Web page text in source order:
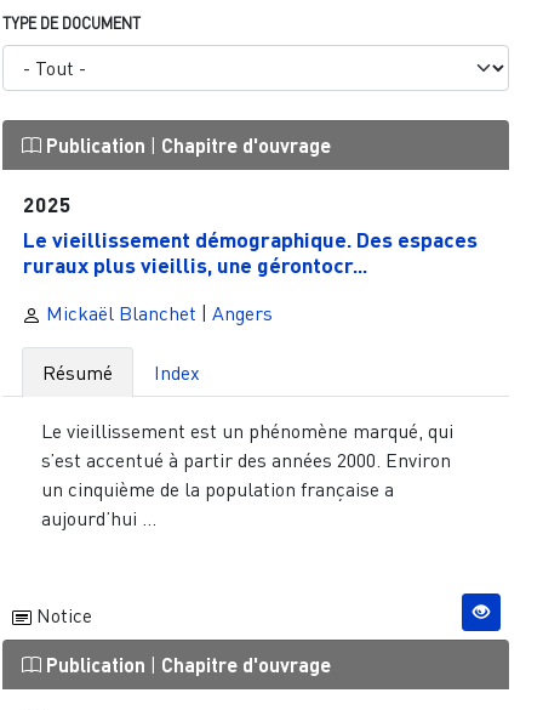
TYPE DE DOCUMENT
Publication | Chapitre d'ouvrage
2025
Le vieillissement démographique. Des espaces
ruraux plus vieillis, une gérontocr...
Mickaël Blanchet Angers
Résumé Index
Le vieillissement est un phénomène marqué, qui
s’est accentué à partir des années 2000. Environ
un cinquième de la population française a
aujourd’hui ...
Notice
Publication Chapitre d'ouvrage